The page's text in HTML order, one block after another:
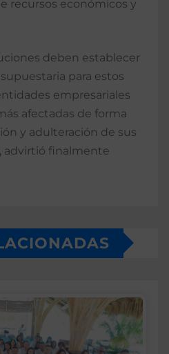
recursos económicos y
deben establecer
para estos
empresariales
afectadas de forma
y adulteración de sus
advirtió finalmente